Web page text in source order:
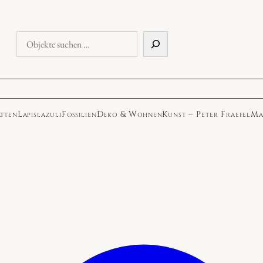
Objekte
suchen
LapislazuliFossilienDeko & WohnenKunst – Peter Fraefel